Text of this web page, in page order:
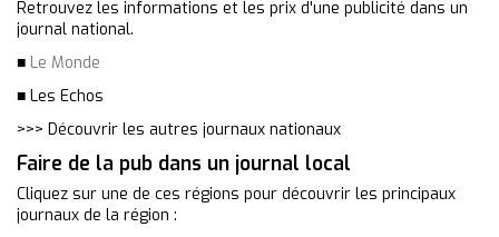
Retrouvez les informations et les prix d'une publicité dans un
journal national.
■ Le Monde
■ Les Echos
>>> Découvrir les autres journaux nationaux
Faire de la pub dans un journal local
Cliquez sur une de ces régions pour découvrir les principaux
journaux de la région :